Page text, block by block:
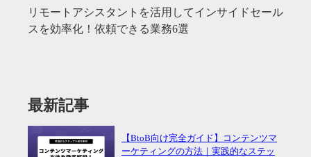
リモートアシスタントを活用してインサイドセール
スを効率化！依頼できる業務6選
最新記事
【BtoB向け完全ガイド】コンテンツマ
ーケティングの方法｜実践的なステッ